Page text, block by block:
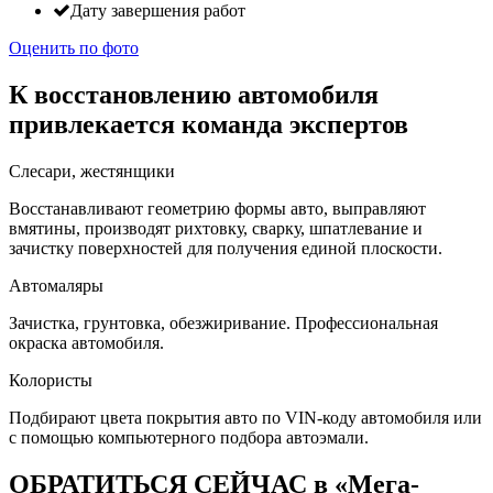
Дату завершения работ
Оценить по фото
К восстановлению автомобиля
привлекается команда экспертов
Слесари, жестянщики
Восстанавливают геометрию формы авто, выправляют
вмятины, производят рихтовку, сварку, шпатлевание и
зачистку поверхностей для получения единой плоскости.
Автомаляры
Зачистка, грунтовка, обезжиривание. Профессиональная
окраска автомобиля.
Колористы
Подбирают цвета покрытия авто по VIN-коду автомобиля или
с помощью компьютерного подбора автоэмали.
ОБРАТИТЬСЯ СЕЙЧАС в «Мега-